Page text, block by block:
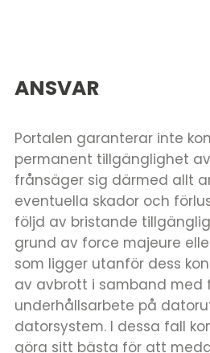
ANSVAR
Portalen garanterar inte
permanent tillgänglighet
frånsäger sig därmed allt
eventuella skador och
följd av bristande
grund av force majeure
som ligger utanför dess
av avbrott i samband med
underhållsarbete på
datorsystem. I dessa fall
göra sitt bästa för att